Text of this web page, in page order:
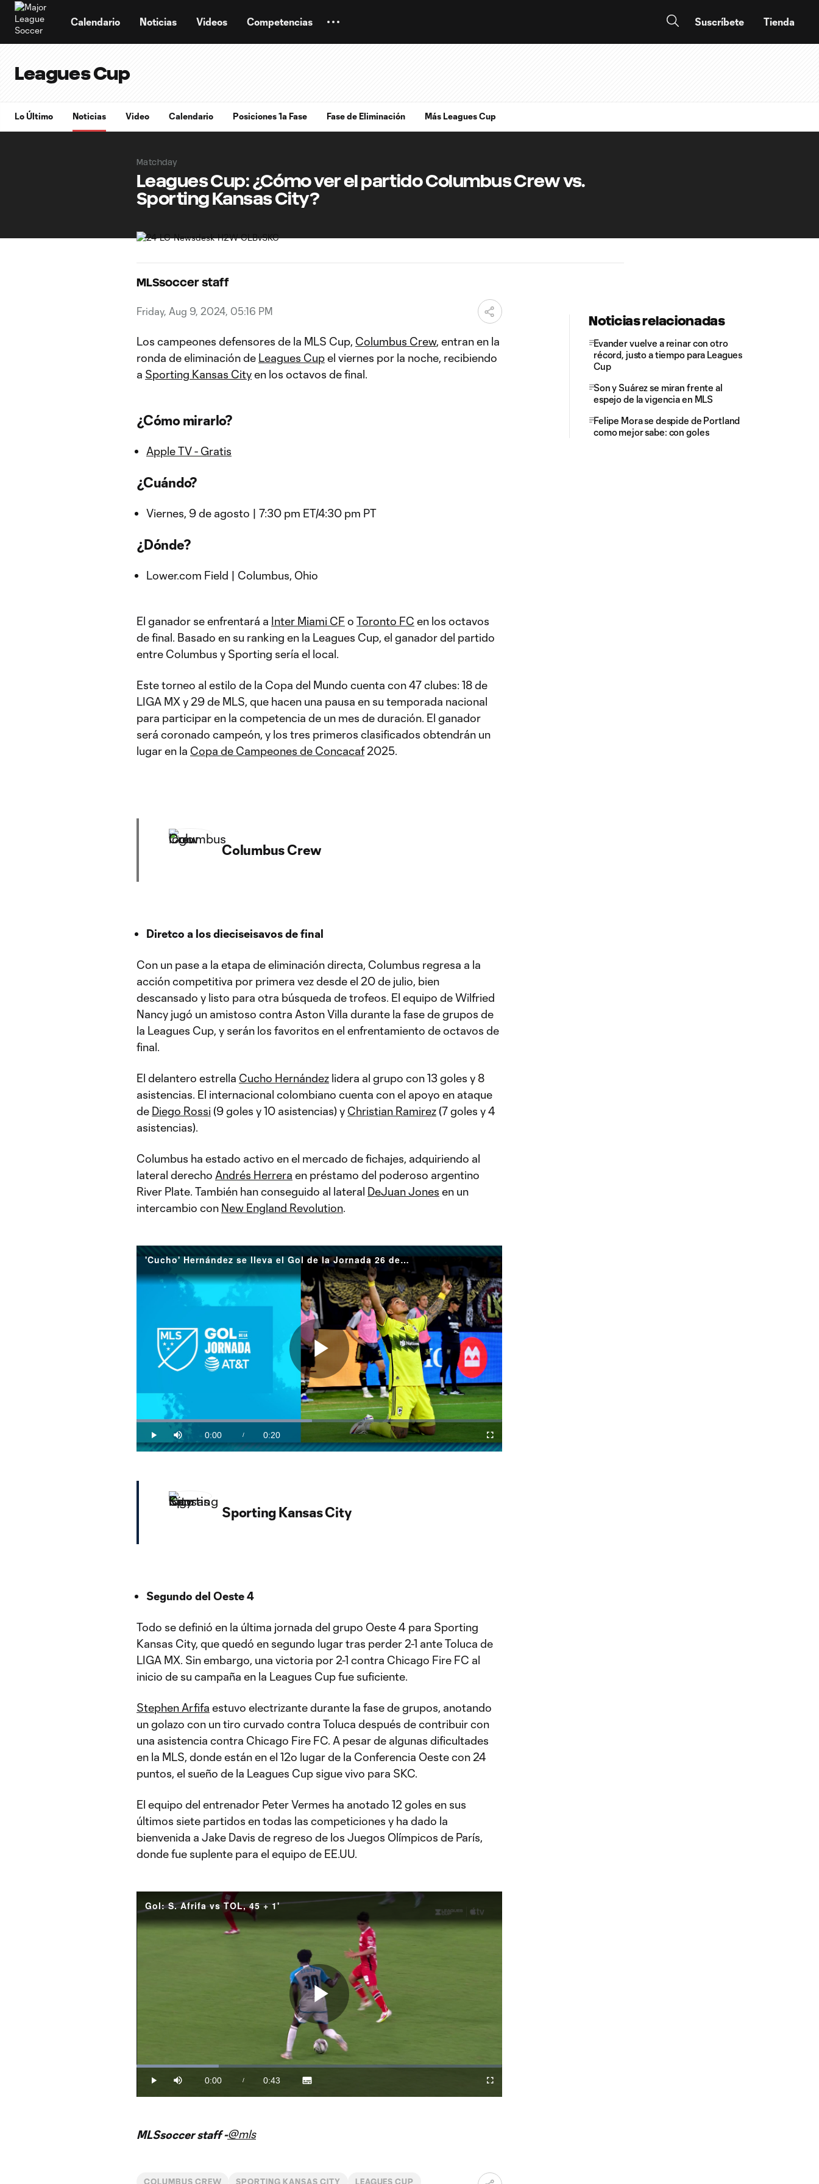
Calendario Noticias Videos Competencias Suscríbete Tienda
Leagues Cup
Lo Último Noticias Video Calendario Posiciones 1a Fase Fase de Eliminación Más Leagues Cup
Matchday
Leagues Cup: ¿Cómo ver el partido Columbus Crew vs.
Sporting Kansas City?
MLSsoccer staff
Friday, Aug 9, 2024, 05:16 PM
Los campeones defensores de la MLS Cup, Columbus Crew, entran en la
ronda de eliminación de Leagues Cupel viernes por la noche, recibiendo
a Sporting Kansas Cityen los octavos de final.
¿Cómo mirarlo?
Apple TV - Gratis
¿Cuándo?
Viernes, 9 de agosto | 7:30 pm ET/4:30 pm PT
¿Dónde?
Lower.com Field | Columbus, Ohio
El ganador se enfrentará a Inter Miami CF o Toronto FC en los octavos
de final. Basado en su ranking en la Leagues Cup, el ganador del partido
entre Columbus y Sporting sería el local.
Este torneo al estilo de la Copa del Mundo cuenta con 47 clubes: 18 de
LIGA MX y 29 de MLS, que hacen una pausa en su temporada nacional
para participar en la competencia de un mes de duración. El ganador
será coronado campeón, y los tres primeros clasificados obtendrán un
lugar en la Copa de Campeones de Concacaf2025.
Columbus Crew
Diretco a los dieciseisavos de final
Con un pase a la etapa de eliminación directa, Columbus regresa a la
acción competitiva por primera vez desde el 20 de julio, bien
descansado y listo para otra búsqueda de trofeos. El equipo de Wilfried
Nancy jugó un amistoso contra Aston Villa durante la fase de grupos de
la Leagues Cup, y serán los favoritos en el enfrentamiento de octavos de
final.
El delantero estrella Cucho Hernández lidera al grupo con 13 goles y 8
asistencias. El internacional colombiano cuenta con el apoyo en ataque
de Diego Rossi (9 goles y 10 asistencias) y Christian Ramirez(7 goles y 4
asistencias).
Columbus ha estado activo en el mercado de fichajes, adquiriendo al
lateral derecho Andrés Herrera en préstamo del poderoso argentino
River Plate. También han conseguido al lateral DeJuan Jones en un
intercambio con New England Revolution.
'Cucho' Hernández se lleva el Gol de la Jornada 26 de MLS
Play
Video
Play Mute
Current
Time
0:00 /
Duration
0:20
Loaded:
Fullscreen
a
Chromecast
Sporting Kansas City
Segundo del Oeste 4
Todo se definió en la última jornada del grupo Oeste 4 para Sporting
Kansas City, que quedó en segundo lugar tras perder 2-1 ante Toluca de
LIGA MX. Sin embargo, una victoria por 2-1 contra Chicago Fire FC al
inicio de su campaña en la Leagues Cup fue suficiente.
Stephen Arfifa estuvo electrizante durante la fase de grupos, anotando
un golazo con un tiro curvado contra Toluca después de contribuir con
una asistencia contra Chicago Fire FC. A pesar de algunas dificultades
en la MLS, donde están en el 12º lugar de la Conferencia Oeste con 24
puntos, el sueño de la Leagues Cup sigue vivo para SKC.
El equipo del entrenador Peter Vermes ha anotado 12 goles en sus
últimos siete partidos en todas las competiciones y ha dado la
bienvenida a Jake Davis de regreso de los Juegos Olímpicos de París,
donde fue suplente para el equipo de EE.UU.
Gol: S. Afrifa vs TOL, 45 + 1'
Play
Play Mute
Current
Time
0:00 /
Duration
0:43
Loaded:
Subtitles
Fullscreen
MLSsoccer staff -@mls
COLUMBUS CREW SPORTING KANSAS CITY LEAGUES CUP
Noticias relacionadas
Evander vuelve a reinar con otro
récord, justo a tiempo para Leagues
Cup
Son y Suárez se miran frente al
espejo de la vigencia en MLS
Felipe Mora se despide de Portland
como mejor sabe: con goles